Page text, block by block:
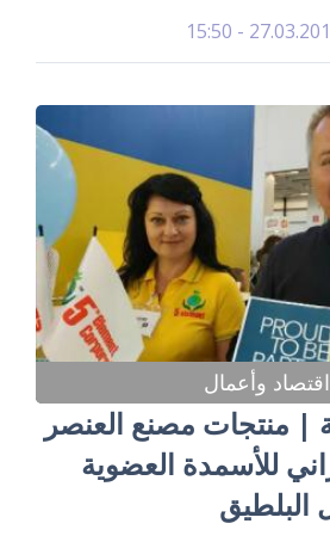
27.03.2019 -
اقتصاد وأعمال
| منتجات مصنع العنصر
للأسمدة العضوية